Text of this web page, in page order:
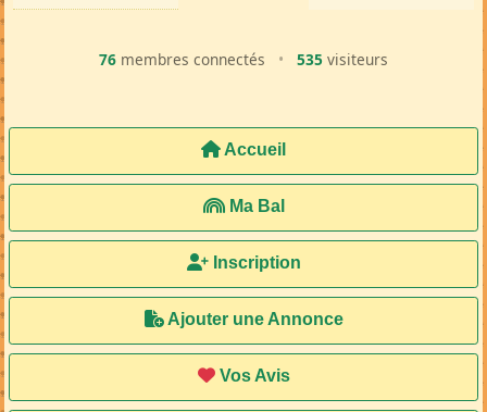
76 membres connectés • 535 visiteurs
Accueil
Ma Bal
Inscription
Ajouter une Annonce
Vos Avis